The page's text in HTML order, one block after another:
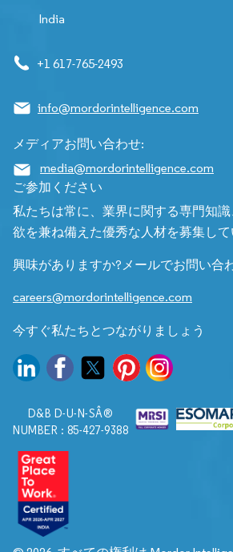
India
+1 617-765-2493
info@mordorintelligence.com
メディアお問い合わせ:
media@mordorintelligence.com
ご参加ください
私たちは常に、業界に関する専門知
欲を兼ね備えた優秀な人材を募集して
興味がありますか?メールでお問い合
careers@mordorintelligence.com
今すぐ私たちとつながりましょう
D&B D-U-N-SÂ®
NUMBER : 85-427-9388